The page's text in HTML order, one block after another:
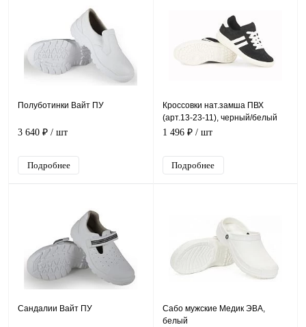
Полуботинки Вайт ПУ
3 640 ₽ / шт
Подробнее
Кроссовки нат.замша ПВХ
(арт.13-23-11), черный/белый
1 496 ₽ / шт
Подробнее
Сандалии Вайт ПУ
Сабо мужские Медик ЭВА,
белый